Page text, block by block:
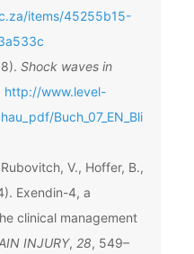
items/45255b15-
Shock waves in
http://www.level-
Buch_07_EN_Bli
V., Hoffer, B.,
Exendin-4, a
clinical management
INJURY, 28, 549–